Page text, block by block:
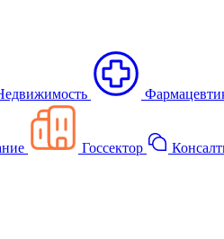
Госсектор